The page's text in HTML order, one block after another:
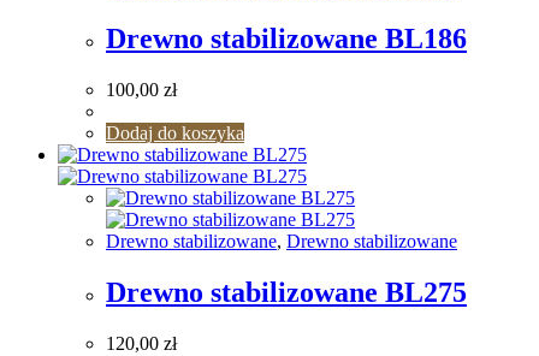
Drewno stabilizowane BL186
100,00 zł
Dodaj do koszyka
Drewno stabilizowane, Drewno stabilizowane
Drewno stabilizowane BL275
120,00 zł